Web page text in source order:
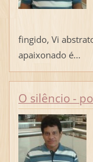
fingido, Vi
apaixonado é...
O silêncio -